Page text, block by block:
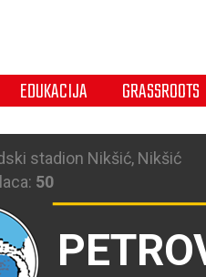
EDUKACIJA GRASSROOTS
stadion Nikšić, Nikšić
50